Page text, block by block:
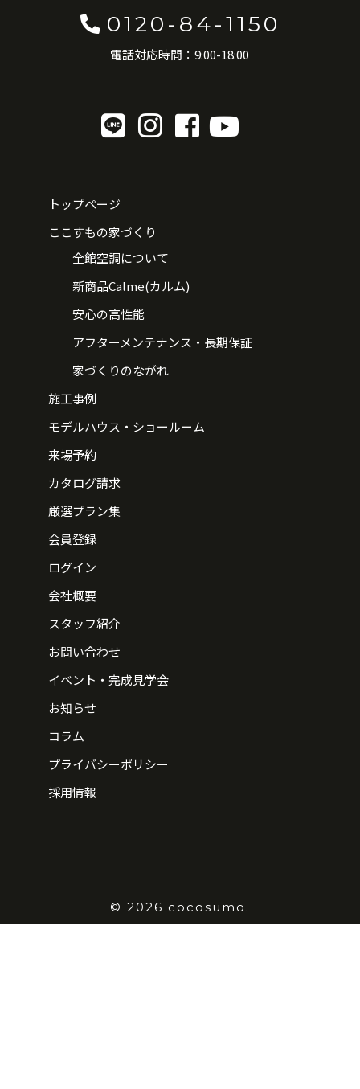
0120-84-1150
電話対応時間：9:00-18:00
トップページ
ここすもの家づくり
全館空調について
新商品Calme(カルム)
安心の高性能
アフターメンテナンス・長期保証
家づくりのながれ
施工事例
モデルハウス・ショールーム
来場予約
カタログ請求
厳選プラン集
会員登録
ログイン
会社概要
スタッフ紹介
お問い合わせ
イベント・完成見学会
お知らせ
コラム
プライバシーポリシー
採用情報
© 2026 cocosumo.